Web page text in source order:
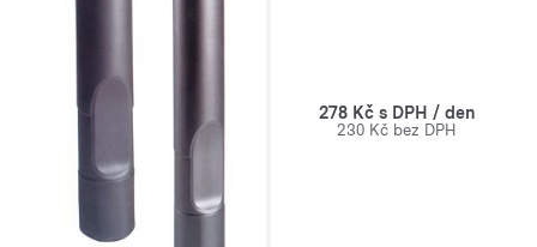
278 Kč s DPH / den
230 Kč bez DPH